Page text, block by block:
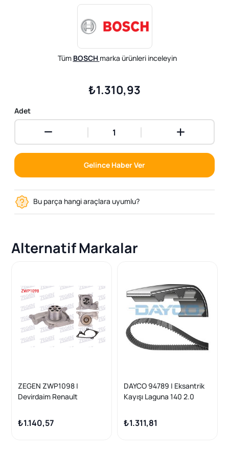
Tüm BOSCH marka ürünleri inceleyin
₺1.310,93
Adet
Gelince Haber Ver
Bu parça hangi araçlara uyumlu?
Alternatif Markalar
ZEGEN ZWP1098 |
Devirdaim Renault
Qashqai 2014-/ Dacia
Duster 2009-2012 / Clio III
₺1.140,57
DAYCO 94789 | Eksantrik
Kayışı Laguna 140 2.0
₺1.311,81